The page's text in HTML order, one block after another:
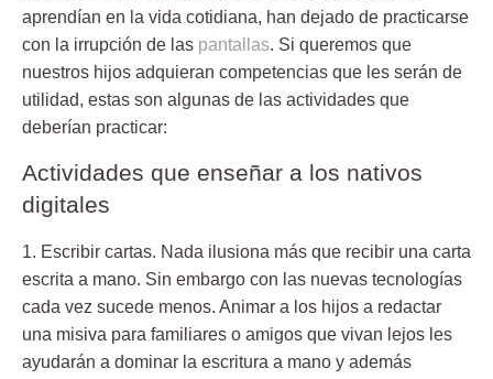
aprendían en la vida cotidiana, han dejado de practicarse
con la irrupción de las pantallas. Si queremos que
nuestros hijos adquieran competencias que les serán de
utilidad, estas son algunas de las actividades que
deberían practicar:
Actividades que enseñar a los nativos
digitales
1. Escribir cartas. Nada ilusiona más que recibir una carta
escrita a mano. Sin embargo con las nuevas tecnologías
cada vez sucede menos. Animar a los hijos a redactar
una misiva para familiares o amigos que vivan lejos les
ayudarán a dominar la escritura a mano y además